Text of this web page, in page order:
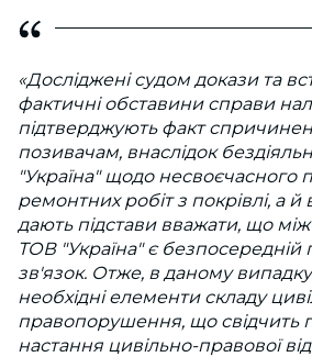
«Досліджені судом докази та
фактичні обставини справи
підтверджують факт
позивачам, внаслідок
"Україна" щодо несвоєчасного
ремонтних робіт з покрівлі, а й
дають підстави вважати, що
ТОВ "Україна" є
зв'язок. Отже, в даному випадку
необхідні елементи складу
правопорушення, що свідчить
настання цивільно-правової